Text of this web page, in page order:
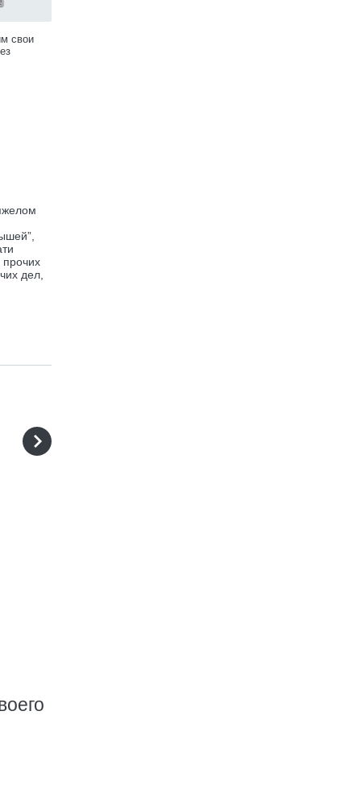
свои
дел,